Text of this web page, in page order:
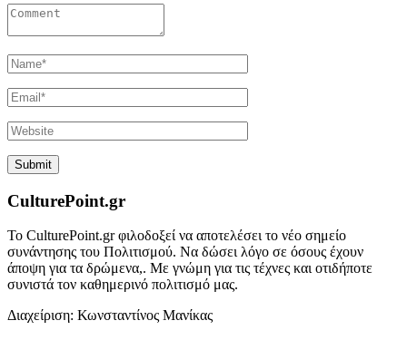
CulturePoint.gr
Το CulturePoint.gr φιλοδοξεί να αποτελέσει το νέο σημείο
συνάντησης του Πολιτισμού. Να δώσει λόγο σε όσους έχουν
άποψη για τα δρώμενα,. Με γνώμη για τις τέχνες και οτιδήποτε
συνιστά τον καθημερινό πολιτισμό μας.
Διαχείριση: Κωνσταντίνος Μανίκας